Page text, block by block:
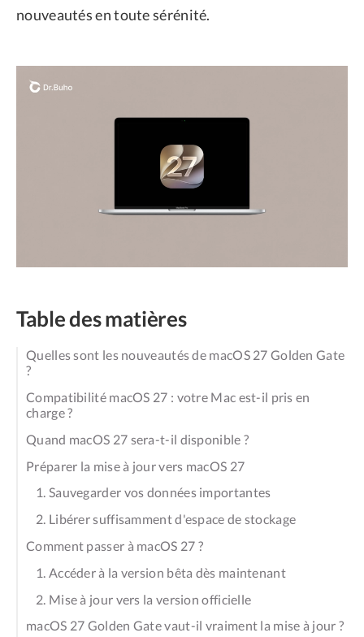
nouveautés en toute sérénité.
Table des matières
Quelles sont les nouveautés de macOS 27 Golden Gate
?
Compatibilité macOS 27 : votre Mac est-il pris en
charge ?
Quand macOS 27 sera-t-il disponible ?
Préparer la mise à jour vers macOS 27
1. Sauvegarder vos données importantes
2. Libérer suffisamment d'espace de stockage
Comment passer à macOS 27 ?
1. Accéder à la version bêta dès maintenant
2. Mise à jour vers la version officielle
macOS 27 Golden Gate vaut-il vraiment la mise à jour ?